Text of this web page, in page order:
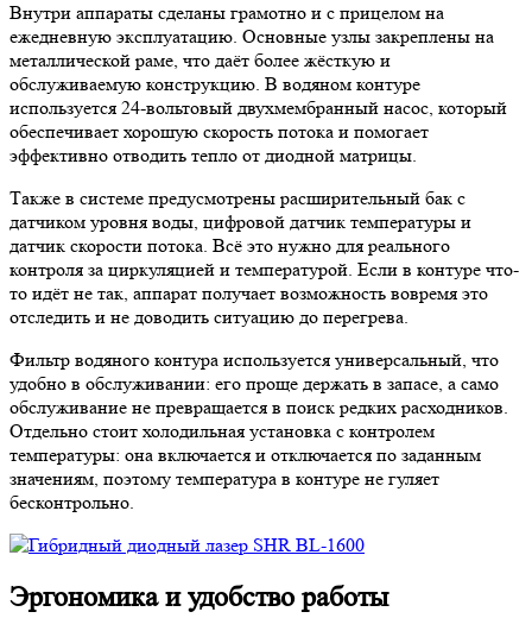
Внутри аппараты сделаны грамотно и с прицелом на
ежедневную эксплуатацию. Основные узлы закреплены на
металлической раме, что даёт более жёсткую и
обслуживаемую конструкцию. В водяном контуре
используется 24-вольтовый двухмембранный насос, который
обеспечивает хорошую скорость потока и помогает
эффективно отводить тепло от диодной матрицы.
Также в системе предусмотрены расширительный бак с
датчиком уровня воды, цифровой датчик температуры и
датчик скорости потока. Всё это нужно для реального
контроля за циркуляцией и температурой. Если в контуре что-
то идёт не так, аппарат получает возможность вовремя это
отследить и не доводить ситуацию до перегрева.
Фильтр водяного контура используется универсальный, что
удобно в обслуживании: его проще держать в запасе, а само
обслуживание не превращается в поиск редких расходников.
Отдельно стоит холодильная установка с контролем
температуры: она включается и отключается по заданным
значениям, поэтому температура в контуре не гуляет
бесконтрольно.
Эргономика и удобство работы